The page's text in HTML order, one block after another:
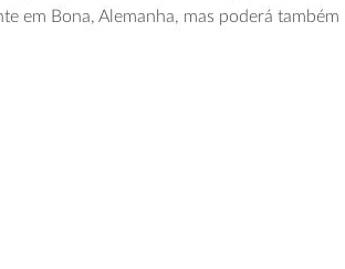
em Bona, Alemanha, mas poderá também